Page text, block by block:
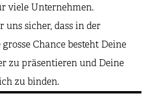
viele Unternehmen.
sicher, dass in der
Chance besteht Deine
zu präsentieren und Deine
zu binden.